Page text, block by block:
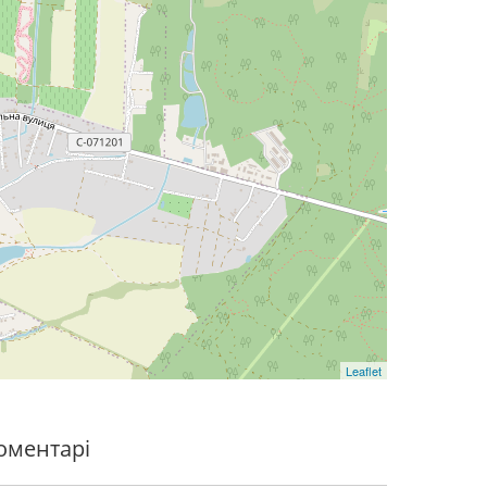
Leaflet